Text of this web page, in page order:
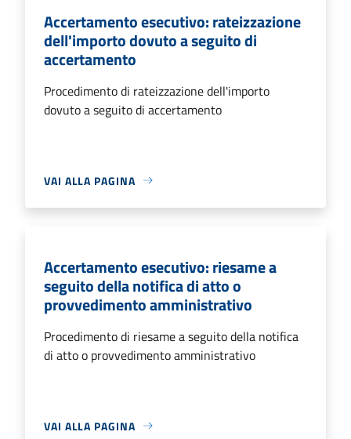
Accertamento esecutivo: rateizzazione
dell'importo dovuto a seguito di
accertamento
Procedimento di rateizzazione dell'importo
dovuto a seguito di accertamento
VAI ALLA PAGINA
Accertamento esecutivo: riesame a
seguito della notifica di atto o
provvedimento amministrativo
Procedimento di riesame a seguito della notifica
di atto o provvedimento amministrativo
VAI ALLA PAGINA